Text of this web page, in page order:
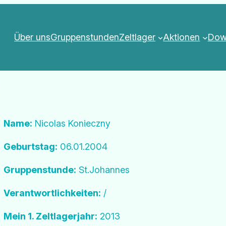
Über unsGruppenstundenZeltlager Aktionen
Name: Nicolas Konieczny
Geburtstag: 06.01.2004
Gruppenstunde: St.Johannes
Verantwortlichkeiten: /
Mein 1. Zeltlagerjahr: 2013